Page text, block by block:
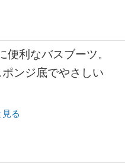
便利なバスブーツ。
ンジ底でやさしい
見る